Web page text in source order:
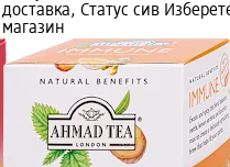
доставка, Статус сив
магазин